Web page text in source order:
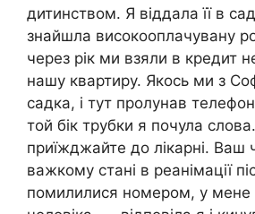
дитинством. Я віддала її в
знайшла високооплачувану
через рік ми взяли в кредит
нашу квартиру. Якось ми з
садка, і тут пролунав
той бік трубки я почула
приїжджайте до лікарні. Ваш
важкому стані в реанімації
помилилися номером, у мене